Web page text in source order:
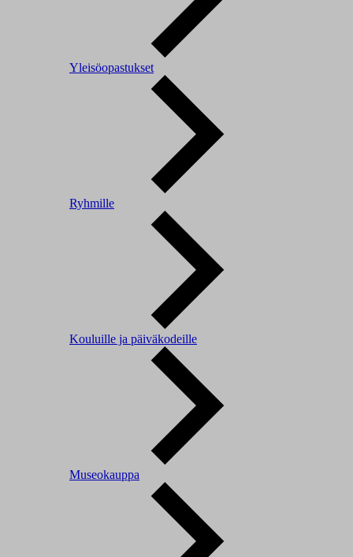
Yleisöopastukset
Ryhmille
Kouluille ja päiväkodeille
Museokauppa